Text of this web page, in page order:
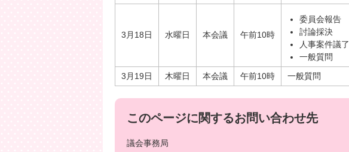
3月18日 水曜日 本会議 午前10時
委員会報告
討論採決
人事案件議了
一般質問
3月19日
木曜日 本会議 午前10時 一般質問
このページに関するお問い合わせ先
議会事務局